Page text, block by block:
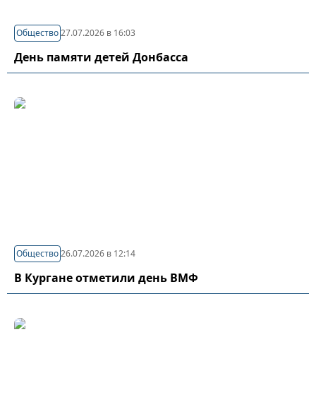
Общество27.07.2026 в 16:03
День памяти детей Донбасса
Общество26.07.2026 в 12:14
В Кургане отметили день ВМФ